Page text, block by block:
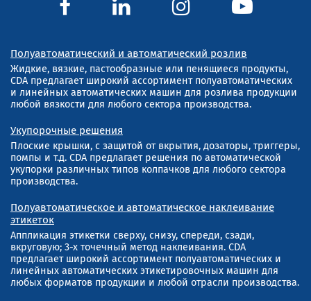
Полуавтоматический и автоматический розлив
Жидкие, вязкие, пастообразные или пенящиеся продукты,
CDA предлагает широкий ассортимент полуавтоматических
и линейных автоматических машин для розлива продукции
любой вязкости для любого сектора производства.
Укупорочные решения
Плоские крышки, с защитой от вкрытия, дозаторы, триггеры,
помпы и т.д. CDA предлагает решения по автоматической
укупорки различных типов колпачков для любого сектора
производства.
Полуавтоматическое и автоматическое наклеивание
этикеток
Аппликация этикетки сверху, снизу, спереди, сзади,
вкруговую; 3-х точечный метод наклеивания. CDA
предлагает широкий ассортимент полуавтоматических и
линейных автоматических этикетировочных машин для
любых форматов продукции и любой отрасли производства.